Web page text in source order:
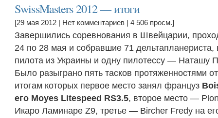
SwissMasters 2012 — итоги
[29 мая 2012 | Нет комментариев | 4 506 просм.]
Завершились соревнования в Швейцарии,
24 по 28 мая и собравшие 71 дельтапланериста,
пилота из Украины и одну пилотессу — Наташу
Было разыграно пять тасков протяженностями
итогам которых первое место занял француз
его Moyes Litespeed RS3.5, второе место —
Икаро Ламинаре Z9, третье — Bircher Fredy на